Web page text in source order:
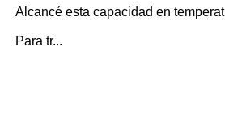
Alcancé esta capacidad en
Para tr...